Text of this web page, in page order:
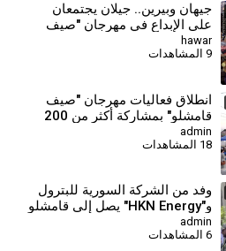
جيهان وبيرين.. جيلان يجتمعان
على الإبداع في مهرجان "صيف
قامشلو"
hawar
9 المشاهدات
انطلاق فعاليات مهرجان "صيف
قامشلو" بمشاركة أكثر من 200
شركة
admin
18 المشاهدات
وفد من الشركة السورية للبترول
و"HKN Energy" يصل إلى قامشلو
admin
6 المشاهدات